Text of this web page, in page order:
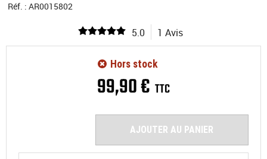
Réf. : AR0015802
5.0 1 Avis
99,90€ TTC
Hors stock
AJOUTER AU PANIER